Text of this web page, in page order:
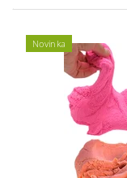
Novinka